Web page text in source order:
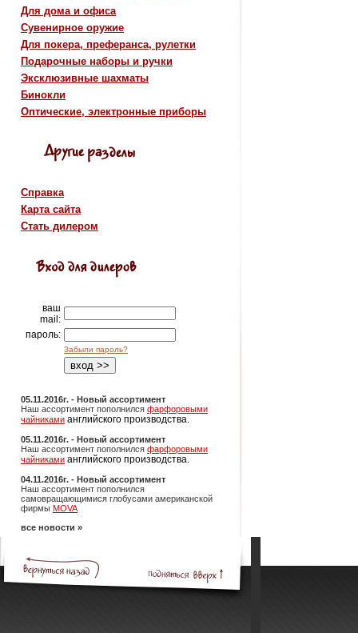
Для дома и офиса
Сувенирное оружие
Для покера, преферанса, рулетки
Подарочные наборы и ручки
Эксклюзивные шахматы
Бинокли
Оптические, электронные приборы
Справка
Карта сайта
Стать дилером
ваш
mail:
пароль:
Забыли пароль?
05.11.2016г. - Новый ассортимент
Наш ассортимент пополнился фарфоровыми
чайниками английского производства.
05.11.2016г. - Новый ассортимент
Наш ассортимент пополнился фарфоровыми
чайниками английского производства.
04.11.2016г. - Новый ассортимент
Наш ассортимент пополнился
самовращающимися глобусами американской
фирмы MOVA
все новости »